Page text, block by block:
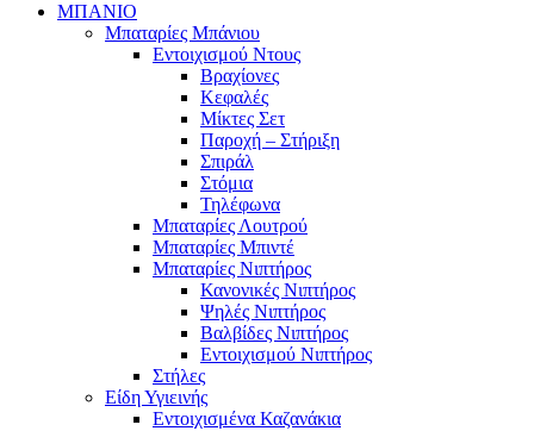
ΜΠΑΝΙΟ
Μπαταρίες Μπάνιου
Εντοιχισμού Ντους
Βραχίονες
Κεφαλές
Μίκτες Σετ
Παροχή – Στήριξη
Σπιράλ
Στόμια
Τηλέφωνα
Μπαταρίες Λουτρού
Μπαταρίες Μπιντέ
Μπαταρίες Νιπτήρος
Κανονικές Νιπτήρος
Ψηλές Νιπτήρος
Βαλβίδες Νιπτήρος
Εντοιχισμού Νιπτήρος
Στήλες
Είδη Υγιεινής
Εντοιχισμένα Καζανάκια